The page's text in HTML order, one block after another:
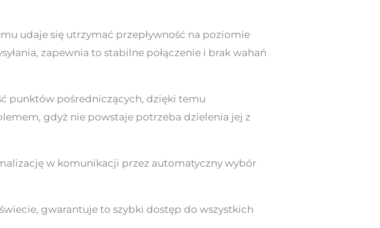
udaje się utrzymać przepływność na poziomie
zapewnia to stabilne połączenie i brak wahań
punktów pośredniczących, dzięki temu
gdyż nie powstaje potrzeba dzielenia jej z
w komunikacji przez automatyczny wybór
gwarantuje to szybki dostęp do wszystkich